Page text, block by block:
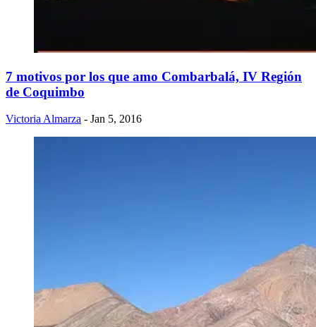
7 motivos por los que amo Combarbalá, IV Región
de Coquimbo
Victoria Almarza - Jan 5, 2016